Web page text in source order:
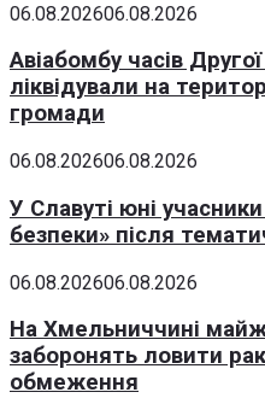
06.08.202606.08.2026
Авіабомбу часів Другої
ліквідували на
громади
06.08.202606.08.2026
У Славуті юні
безпеки» після
06.08.202606.08.2026
На Хмельниччині
заборонять ловити
обмеження